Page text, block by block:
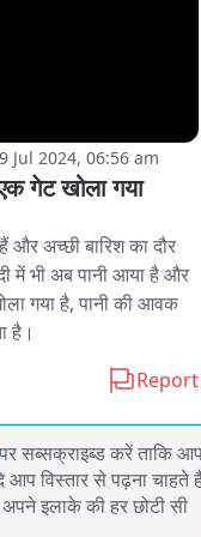
Jul 2024, 06:56 am
गेट खोला गया
अच्छी बारिश का दौर
में भी अब पानी आया है और
गया है, पानी की आवक
है।
Report
पर सब्सक्राइब्ड करें ताकि
विस्तार से पढ़ना चाहते
इलाके की हर छोटी सी